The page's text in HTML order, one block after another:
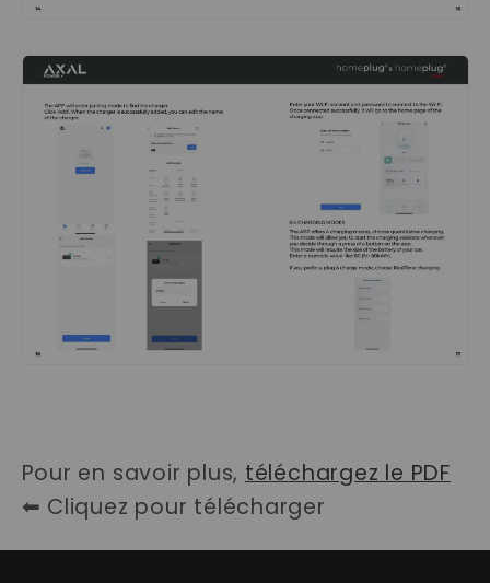
Pour en savoir plus, téléchargez le PDF
⬅ Cliquez pour télécharger